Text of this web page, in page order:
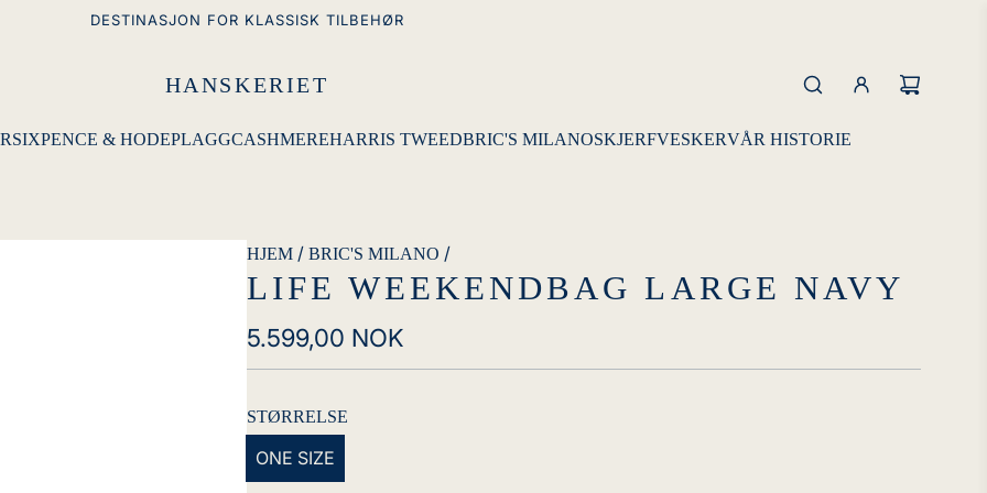
DESTINASJON FOR KLASSISK TILBEHØR
HANSKERIET
SIXPENCE & HODEPLAGGCASHMEREHARRIS TWEEDBRIC'S MILANOSKJERFVESKERVÅR HISTORIE
HJEM / BRIC'S MILANO /
LIFE WEEKENDBAG LARGE NAVY
Vanlig
pris
5.599,00 NOK
STØRRELSE
ONE SIZE